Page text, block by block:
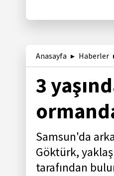
Anasayfa Haberler
3
Samsun'da
Göktürk,
tarafından